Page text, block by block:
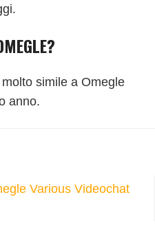
simile a Omegle
anno.
Various Videochat